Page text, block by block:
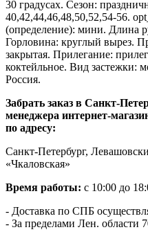
30 градусах. Сезон:
40,42,44,46,48,50,52,54-56.
(определение): мини. Длина
Горловина: круглый вырез.
закрытая. Прилегание:
коктейльное. Вид застежки:
Россия.
Забрать заказ в Санкт-
менеджера интернет-
по адресу:
Санкт-Петербург,
«Чкаловская»
Время работы: с 10:00 до
- Доставка по СПБ
- За пределами Лен. области